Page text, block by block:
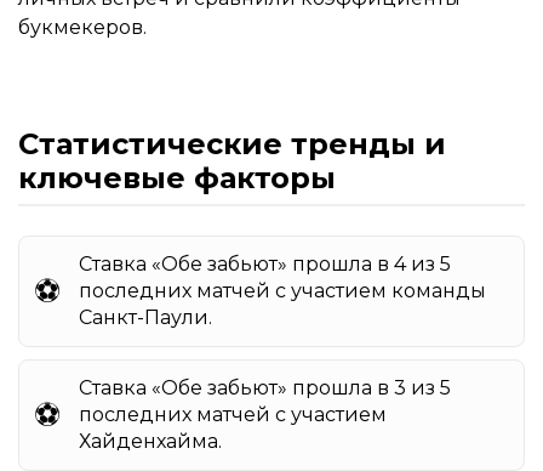
букмекеров.
Статистические тренды и
ключевые факторы
⚽️
Ставка «Обе забьют» прошла в 4 из 5
последних матчей с участием команды
Санкт-Паули.
⚽️
Ставка «Обе забьют» прошла в 3 из 5
последних матчей с участием
Хайденхайма.